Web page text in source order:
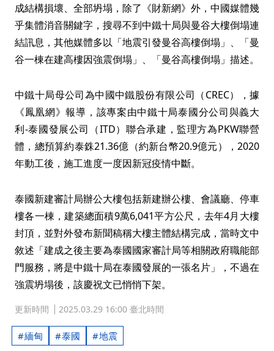
成結構損壞、全部坍塌，除了《財新網》外，中國媒體幾
乎集體消音關鍵字，搜尋不到中鐵十局與曼谷大樓倒塌連
結訊息，其他媒體多以「地震引發曼谷高樓倒塌」、「曼
谷一棟在建高樓因強震倒塌」、「曼谷高樓倒塌」描述。
中鐵十局母公司為中國中鐵股份有限公司（CREC），據
《鳳凰網》報導，該專案由中鐵十局泰國分公司與義大
利-泰國發展公司（ITD）聯合承建，監理方為PKW聯營
體，總預算約泰銖21.36億（約新台幣20.9億元），2020
年動工後，施工進度一度因新冠疫情中斷。
泰國新建審計局辦公大樓包括新建辦公樓、會議廳、停車
樓各一棟，建築總面積9萬6,041平方公尺，去年4月大樓
封頂，並對外發布新聞稿稱大樓主體結構完成，當時文中
敘述「建成之後主要為泰國國家審計局等相關政府職能部
門服務，將是中鐵十局在泰國發展的一張名片」，不過在
強震坍塌後，該慶祝文已悄悄下架。
更新時間 2025.03.29 16:00 臺北時間
緬甸 泰國 地震